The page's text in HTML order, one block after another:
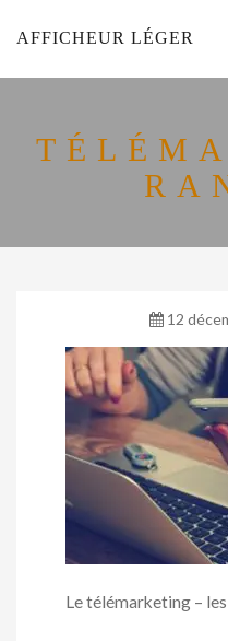
AFFICHEUR LÉGER
12
Le télémarketing –